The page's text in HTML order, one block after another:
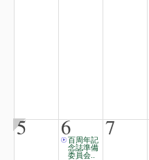
5 6百周年記
念誌準備
委員会..
7